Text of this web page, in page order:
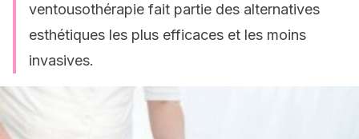
ventousothérapie fait partie des alternatives
esthétiques les plus efficaces et les moins
invasives.